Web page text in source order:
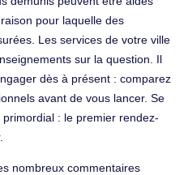
pour laquelle des
Les services de votre ville
sur la question. Il
dès à présent : comparez
avant de vous lancer. Se
: le premier rendez-
nombreux commentaires